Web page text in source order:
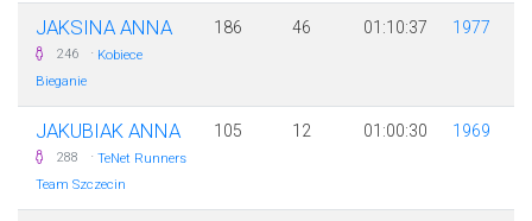
JAKSINA ANNA
246 · Kobiece
Bieganie
186 46 01:10:37 1977
JAKUBIAK ANNA
288 · TeNet Runners
Team Szczecin
105 12 01:00:30 1969